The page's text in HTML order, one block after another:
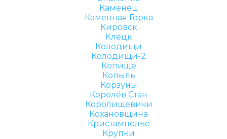
Каменец
Каменная Горка
Кировск
Клецк
Колодищи
Колодищи-2
Копище
Копыль
Корзуны
Королёв Стан
Королищевичи
Кохановщина
Кристамполье
Крупки